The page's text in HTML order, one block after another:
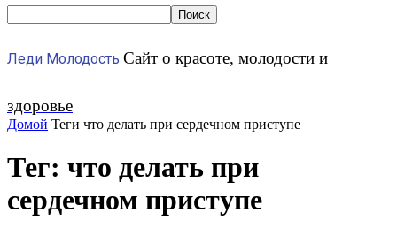
Леди Молодость Сайт о красоте, молодости и
здоровье
Домой Теги что делать при сердечном приступе
Тег: что делать при
сердечном приступе